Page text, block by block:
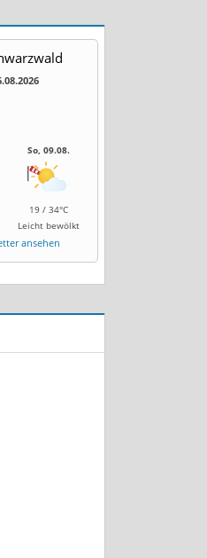
So, 09.08.
19 / 34°C
Leicht bewölkt
ansehen